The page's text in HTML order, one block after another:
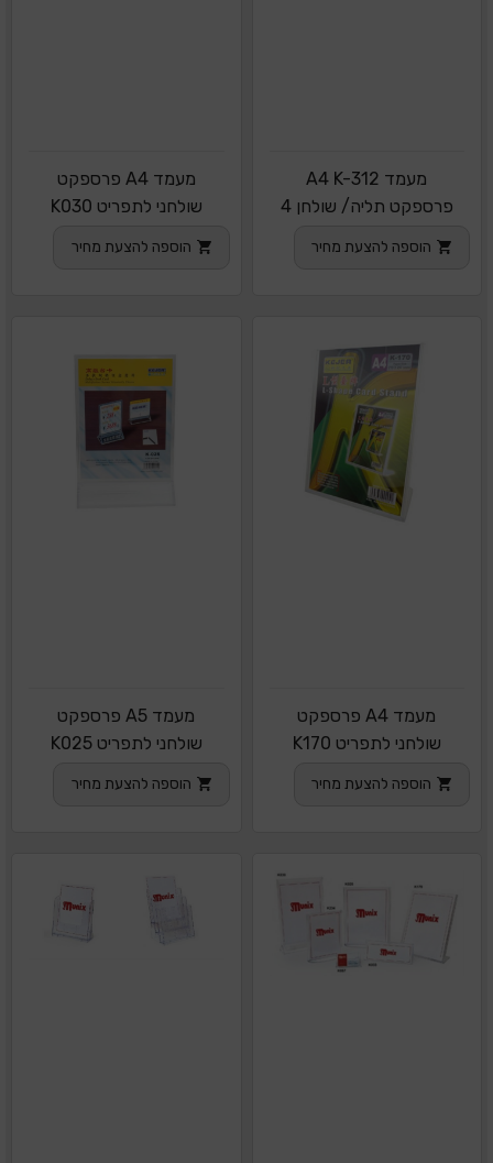
מעמד A4 K-312
פרספקט תליה/ שולחן 4
הוספה להצעת מחיר
מעמד A4 פרספקט
שולחני לתפריט K030
הוספה להצעת מחיר
מעמד A4 פרספקט
שולחני לתפריט K170
הוספה להצעת מחיר
מעמד A5 פרספקט
שולחני לתפריט K025
הוספה להצעת מחיר